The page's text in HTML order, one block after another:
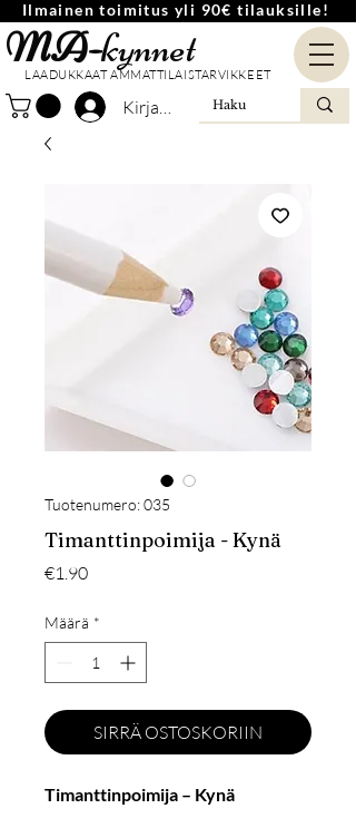
Ilmainen toimitus yli 90€ tilauksille!
MA-kynnet
LAADUKKAAT AMMATTILAISTARVIKKEET
Kirjaudu
Tuotenumero: 035
Timanttinpoimija - Kynä
€1.90Hinta
Määrä *
SIRRÄ OSTOSKORIIN
Timanttinpoimija – Kynä